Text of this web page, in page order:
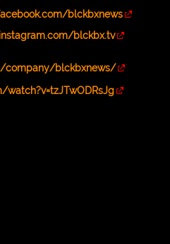
blckbxnews
blckbx.tv
company/blckbxnews/